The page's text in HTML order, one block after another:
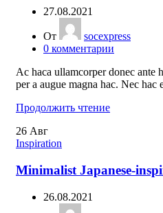
27.08.2021
От
socexpress
0 комментарии
Ac haca ullamcorper donec ante
per a augue magna hac. Nec
Продолжить чтение
26 Авг
Inspiration
Minimalist Japanese-
26.08.2021